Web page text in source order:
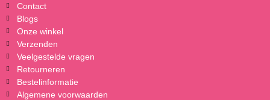
Contact
Blogs
Onze winkel
Verzenden
Veelgestelde vragen
Retourneren
Bestelinformatie
Algemene voorwaarden